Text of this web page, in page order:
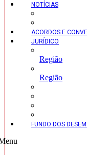
NOTÍCIAS
ACORDOS E
JURÍDICO
Região
Região
FUNDO DOS